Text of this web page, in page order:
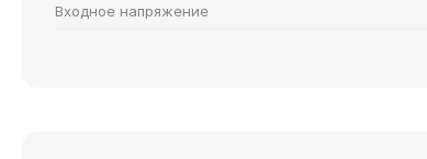
Входное напряжение